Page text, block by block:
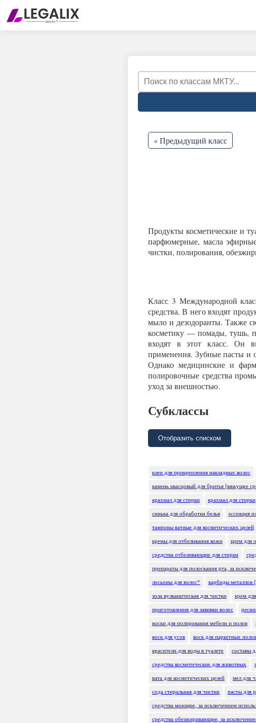
« Предыдущий класс
Продукты косметические и
парфюмерные, масла
чистки, полирования,
Класс 3 Международной
средства. В него входят
мыло и дезодоранты. Также
косметику — помады, тушь,
входят в этот класс. Он
применения. Зубные пасты и
Однако медицинские и
полировочные средства
уход за внешностью.
Субклассы
Отобразить списком
клеи для прикрепления накладных волос
камень квасцовый для бритья [вяжущее
крахмал для стирки
крахмал для стирки
синька для обработки белья
эссенция
тампоны ватные для косметических целей
кремы для отбеливания кожи
крем для
средства отбеливающие для стирки
препараты для полоскания рта, за
лосьоны для волос*
карбиды металлов
зола вулканическая для чистки
крем
приготовления для завивки волос
воски для полирования мебели и полов
воск для усов
воск для паркетных полов
красители для воды в туалете
составы
средства косметические для животных
вата для косметических целей
мел для
сода стиральная для чистки
пасты для
средства моющие, за исключением
средства обезжиривающие, за